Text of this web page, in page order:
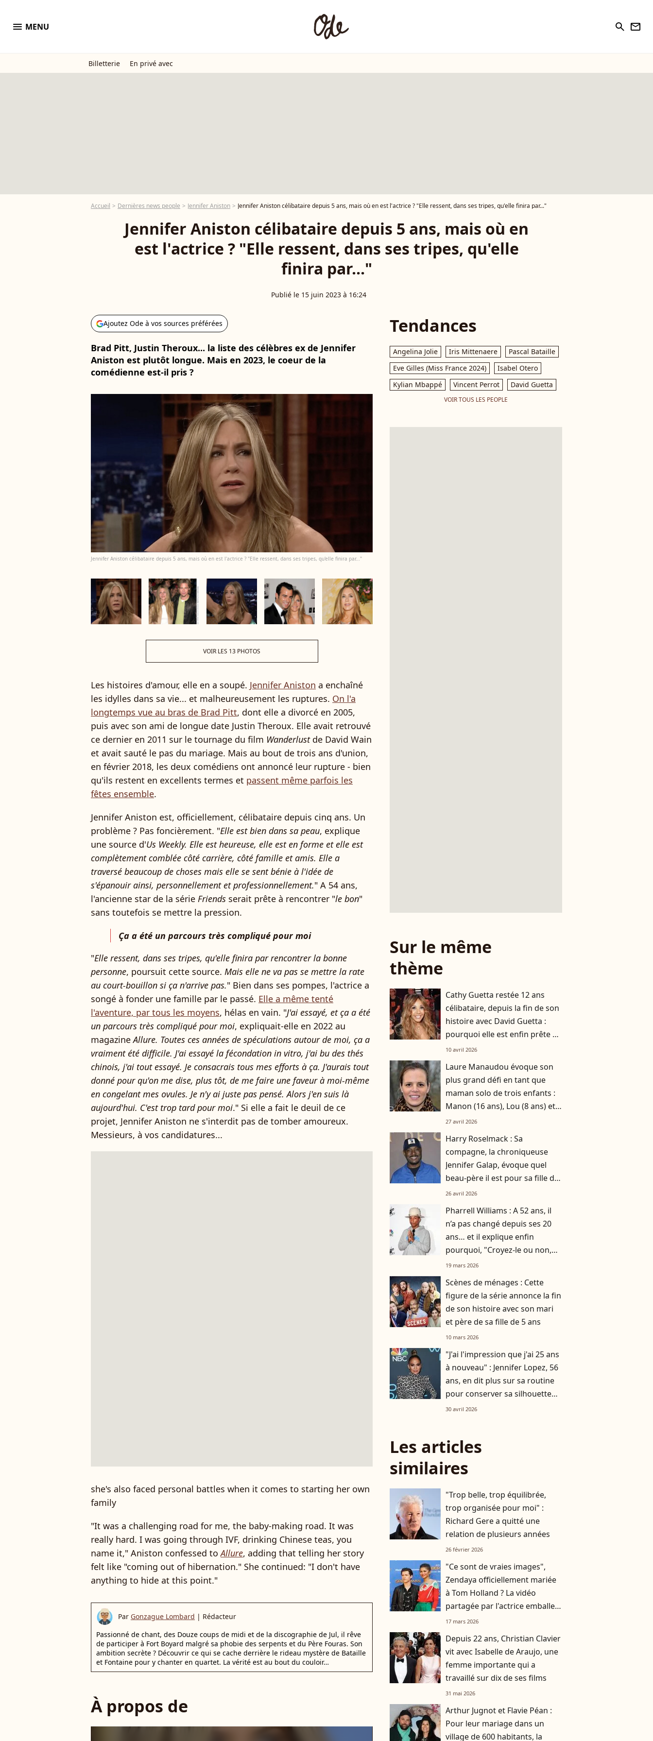
menu MENU search newsletter
Billetterie En privé avec
Accueil Dernières news people Jennifer Aniston Jennifer Aniston célibataire depuis 5 ans, mais où en est l'actrice ? "Elle ressent, dans ses tripes, qu'elle finira par..."
Jennifer Aniston célibataire depuis 5 ans, mais où en
est l'actrice ? "Elle ressent, dans ses tripes, qu'elle
finira par..."
Publié le 15 juin 2023 à 16:24
Ajoutez Ode à vos sources préférées
Brad Pitt, Justin Theroux... la liste des célèbres ex de Jennifer
Aniston est plutôt longue. Mais en 2023, le coeur de la
comédienne est-il pris ?
Jennifer Aniston célibataire depuis 5 ans, mais où en est l'actrice ? "Elle ressent, dans ses tripes, qu'elle finira par..."
VOIR LES 13 PHOTOS
Les histoires d'amour, elle en a soupé. Jennifer Aniston a enchaîné
les idylles dans sa vie... et malheureusement les ruptures. On l'a
longtemps vue au bras de Brad Pitt, dont elle a divorcé en 2005,
puis avec son ami de longue date Justin Theroux. Elle avait retrouvé
ce dernier en 2011 sur le tournage du film Wanderlustde David Wain
et avait sauté le pas du mariage. Mais au bout de trois ans d'union,
en février 2018, les deux comédiens ont annoncé leur rupture - bien
qu'ils restent en excellents termes et passent même parfois les
fêtes ensemble.
Jennifer Aniston est, officiellement, célibataire depuis cinq ans. Un
problème ? Pas foncièrement. "Elle est bien dans sa peau, explique
une source d'Us Weekly. Elle est heureuse, elle est en forme et elle est
complètement comblée côté carrière, côté famille et amis. Elle a
traversé beaucoup de choses mais elle se sent bénie à l'idée de
s'épanouir ainsi, personnellement et professionnellement." A 54 ans,
l'ancienne star de la série Friends serait prête à rencontrer "le bon"
sans toutefois se mettre la pression.
Ça a été un parcours très compliqué pour moi
"Elle ressent, dans ses tripes, qu'elle finira par rencontrer la bonne
personne, poursuit cette source. Mais elle ne va pas se mettre la rate
au court-bouillon si ça n'arrive pas." Bien dans ses pompes, l'actrice a
songé à fonder une famille par le passé. Elle a même tenté
l'aventure, par tous les moyens, hélas en vain. "J'ai essayé, et ça a été
un parcours très compliqué pour moi, expliquait-elle en 2022 au
magazineAllure. Toutes ces années de spéculations autour de moi, ça a
vraiment été difficile. J'ai essayé la fécondation in vitro, j'ai bu des thés
chinois, j'ai tout essayé. Je consacrais tous mes efforts à ça. J'aurais tout
donné pour qu'on me dise, plus tôt, de me faire une faveur à moi-même
en congelant mes ovules. Je n'y ai juste pas pensé. Alors j'en suis là
aujourd'hui. C'est trop tard pour moi." Si elle a fait le deuil de ce
projet, Jennifer Aniston ne s'interdit pas de tomber amoureux.
Messieurs, à vos candidatures...
she's also faced personal battles when it comes to starting her own
family
"It was a challenging road for me, the baby-making road. It was
really hard. I was going through IVF, drinking Chinese teas, you
name it," Aniston confessed toAllure, adding that telling her story
felt like "coming out of hibernation." She continued: "I don't have
anything to hide at this point."
Par Gonzague Lombard | Rédacteur
Passionné de chant, des Douze coups de midi et de la discographie de Jul, il rêve
de participer à Fort Boyard malgré sa phobie des serpents et du Père Fouras. Son
ambition secrète ? Découvrir ce qui se cache derrière le rideau mystère de Bataille
et Fontaine pour y chanter en quartet. La vérité est au bout du couloir…
À propos de
Tendances
Angelina Jolie Iris Mittenaere
Pascal Bataille
Eve Gilles (Miss France 2024)
Isabel Otero
Kylian Mbappé
Vincent Perrot David Guetta
VOIR TOUS LES PEOPLE
Sur le même
thème
Cathy Guetta restée 12 ans
célibataire, depuis la fin de son
histoire avec David Guetta :
pourquoi elle est enfin prête à
refaire sa vie
10 avril 2026
Laure Manaudou évoque son
plus grand défi en tant que
maman solo de trois enfants :
Manon (16 ans), Lou (8 ans) et
Sacha (5 ans)
27 avril 2026
Harry Roselmack : Sa
compagne, la chroniqueuse
Jennifer Galap, évoque quel
beau-père il est pour sa fille de
5 ans
26 avril 2026
Pharrell Williams : A 52 ans, il
n’a pas changé depuis ses 20
ans… et il explique enfin
pourquoi, "Croyez-le ou non,
c'est la clé"
19 mars 2026
Scènes de ménages : Cette
figure de la série annonce la fin
de son histoire avec son mari
et père de sa fille de 5 ans
10 mars 2026
"J'ai l'impression que j'ai 25 ans
à nouveau" : Jennifer Lopez, 56
ans, en dit plus sur sa routine
pour conserver sa silhouette
athlétique
30 avril 2026
Les articles
similaires
"Trop belle, trop équilibrée,
trop organisée pour moi" :
Richard Gere a quitté une
relation de plusieurs années
26 février 2026
"Ce sont de vraies images",
Zendaya officiellement mariée
à Tom Holland ? La vidéo
partagée par l'actrice emballe
les réseaux !
17 mars 2026
Depuis 22 ans, Christian Clavier
vit avec Isabelle de Araujo, une
femme importante qui a
travaillé sur dix de ses films
31 mai 2026
Arthur Jugnot et Flavie Péan :
Pour leur mariage dans un
village de 600 habitants, la